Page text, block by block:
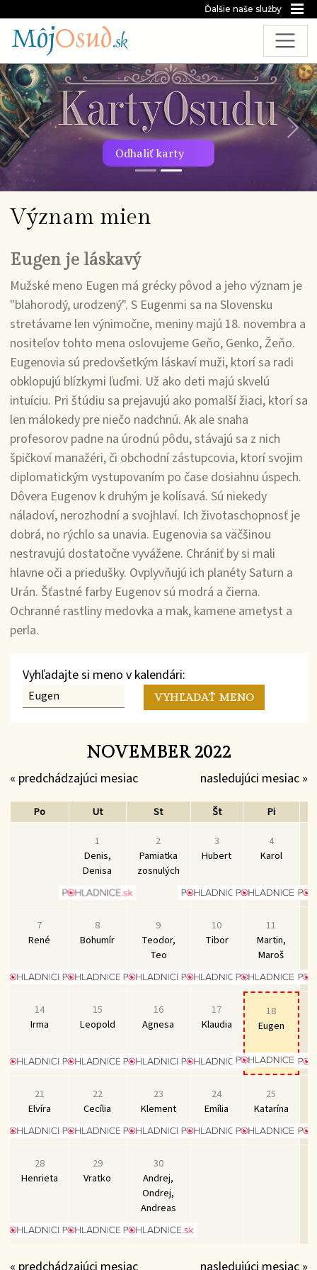
Ďalšie naše služby
Odhaliť karty
Predchádzajúca snímka
Význam mien
Eugen je láskavý
Mužské meno Eugen má grécky pôvod a jeho význam je
"blahorodý, urodzený". S Eugenmi sa na Slovensku
stretávame len výnimočne, meniny majú 18. novembra a
nositeľov tohto mena oslovujeme Geňo, Genko, Žeňo.
Eugenovia sú predovšetkým láskaví muži, ktorí sa radi
obklopujú blízkymi ľuďmi. Už ako deti majú skvelú
intuíciu. Pri štúdiu sa prejavujú ako pomalší žiaci, ktorí sa
len málokedy pre niečo nadchnú. Ak ale snaha
profesorov padne na úrodnú pôdu, stávajú sa z nich
špičkoví manažéri, či obchodní zástupcovia, ktorí svojim
diplomatickým vystupovaním po čase dosiahnu úspech.
Dôvera Eugenov k druhým je kolísavá. Sú niekedy
náladoví, nerozhodní a svojhlaví. Ich životaschopnosť je
dobrá, no rýchlo sa unavia. Eugenovia sa väčšinou
nestravujú dostatočne vyvážene. Chrániť by si mali
hlavne oči a priedušky. Ovplyvňujú ich planéty Saturn a
Urán. Šťastné farby Eugenov sú modrá a čierna.
Ochranné rastliny medovka a mak, kamene ametyst a
perla.
Vyhľadajte si meno v kalendári:
NOVEMBER 2022
« predchádzajúci mesiac nasledujúci mesiac »
Po Ut St Št
Pi
1
Denis,
Denisa
2
Pamiatka
zosnulých
3
Hubert
4
Karol
7
René
8
Bohumír
9
Teodor,
Teo
10
Tibor
11
Martin,
Maroš
14
Irma
15
Leopold
16
Agnesa
17
Klaudia
18
Eugen
21
Elvíra
22
Cecília
23
Klement
24
Emília
25
Katarína
28
Henrieta
29
Vratko
30
Andrej,
Ondrej,
Andreas